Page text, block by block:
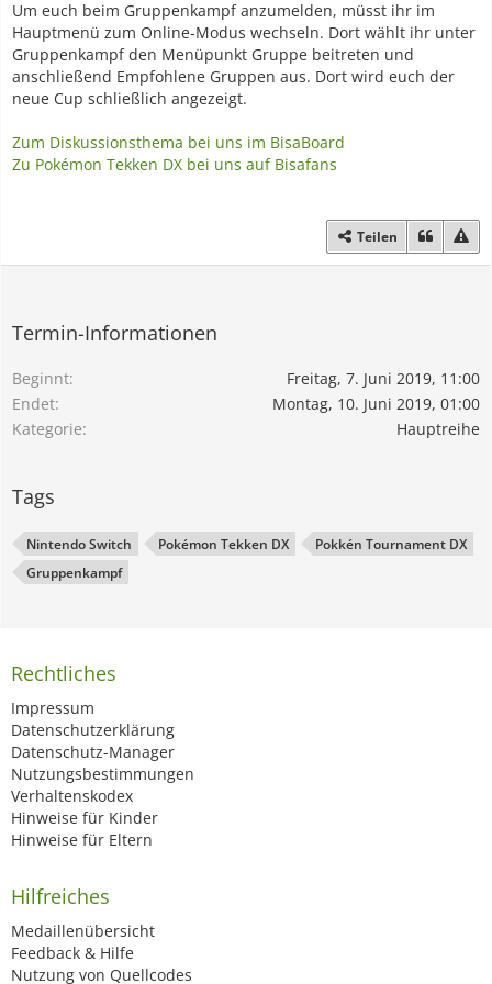
Um euch beim Gruppenkampf anzumelden, müsst ihr im
Hauptmenü zum Online-Modus wechseln. Dort wählt ihr unter
Gruppenkampf den Menüpunkt Gruppe beitreten und
anschließend Empfohlene Gruppen aus. Dort wird euch der
neue Cup schließlich angezeigt.
Zum Diskussionsthema bei uns im BisaBoard
Zu Pokémon Tekken DX bei uns auf Bisafans
Teilen
Termin-Informationen
Beginnt
Freitag, 7. Juni 2019, 11:00
Endet
Montag, 10. Juni 2019, 01:00
Kategorie
Hauptreihe
Tags
Nintendo Switch Pokémon Tekken DX
Pokkén Tournament DX
Gruppenkampf
Rechtliches
Impressum
Datenschutzerklärung
Datenschutz-Manager
Nutzungsbestimmungen
Verhaltenskodex
Hinweise für Kinder
Hinweise für Eltern
Hilfreiches
Medaillenübersicht
Feedback & Hilfe
Nutzung von Quellcodes